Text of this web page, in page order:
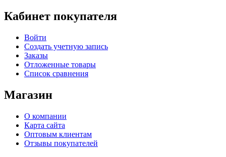
Кабинет покупателя
Войти
Создать учетную запись
Заказы
Отложенные товары
Список сравнения
Магазин
О компании
Карта сайта
Оптовым клиентам
Отзывы покупателей